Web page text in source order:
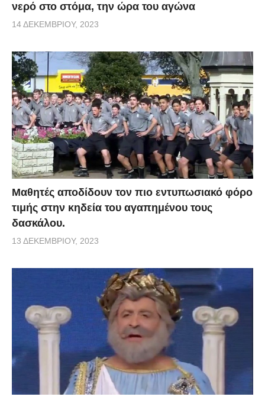
νερό στο στόμα, την ώρα του αγώνα
14 ΔΕΚΕΜΒΡΊΟΥ, 2023
Μαθητές αποδίδουν τον πιο εντυπωσιακό φόρο
τιμής στην κηδεία του αγαπημένου τους
δασκάλου.
13 ΔΕΚΕΜΒΡΊΟΥ, 2023